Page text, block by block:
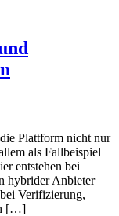
Plattform nicht nur
als Fallbeispiel
entstehen bei
hybrider Anbieter
Verifizierung,
[…]